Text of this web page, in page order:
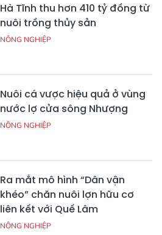
Hà Tĩnh thu hơn 410 tỷ đồng từ
nuôi trồng thủy sản
NÔNG NGHIỆP
Nuôi cá vược hiệu quả ở vùng
nước lợ cửa sông Nhượng
NÔNG NGHIỆP
Ra mắt mô hình “Dân vận
khéo” chăn nuôi lợn hữu cơ
liên kết với Quế Lâm
NÔNG NGHIỆP